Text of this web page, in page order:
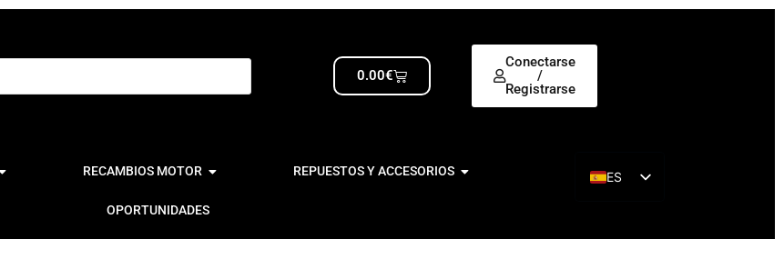
0.00€
Conectarse
/
Registrarse
RECAMBIOS MOTOR REPUESTOS Y ACCESORIOS
OPORTUNIDADES
ES